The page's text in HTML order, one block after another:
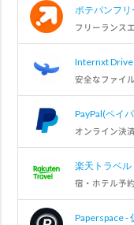
ポテパンフリ
フリーランス
Internxt Drive
安全なファイ
PayPal(ペイ
オンライン決
楽天トラベル
宿・ホテル予
Paperspace -